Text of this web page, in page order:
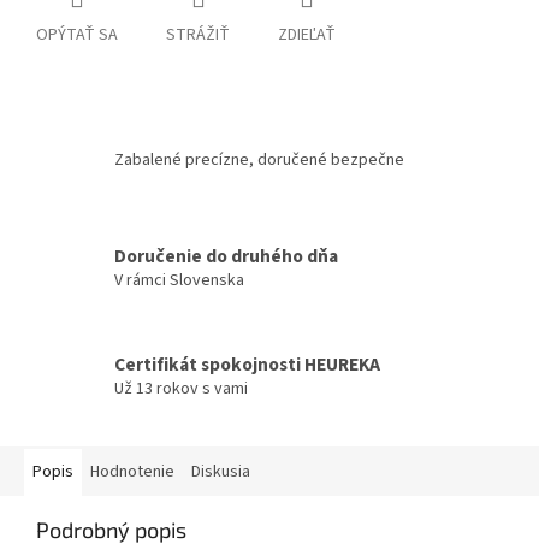
OPÝTAŤ SA STRÁŽIŤ ZDIEĽAŤ
Zabalené precízne, doručené bezpečne
Doručenie do druhého dňa
V rámci Slovenska
Certifikát spokojnosti HEUREKA
Už 13 rokov s vami
Popis Hodnotenie Diskusia
Podrobný popis